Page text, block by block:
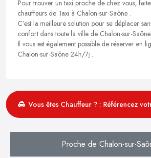
Pour trouver un taxi proche de chez vous,
chauffeurs de Taxi à Chalon-sur-Saône .
C’est la meilleure solution pour se déplacer
confort dans toute la ville de Chalon-sur-Saône.
Il vous est également possible de réserver en
Chalon-sur-Saône 24h/7j .
Vous êtes Chauffeur ? : Référencez
Proche de Chalon-sur-